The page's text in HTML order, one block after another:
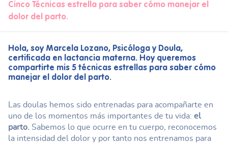
Cinco Técnicas estrella para saber cómo manejar el
dolor del parto.
Hola, soy Marcela Lozano, Psicóloga y Doula,
certificada en lactancia materna. Hoy queremos
compartirte mis 5 técnicas estrellas para saber cómo
manejar el dolor del parto.
Las doulas hemos sido entrenadas para acompañarte en
uno de los momentos más importantes de tu vida: el
parto. Sabemos lo que ocurre en tu cuerpo, reconocemos
la intensidad del dolor y por tanto nos entrenamos para